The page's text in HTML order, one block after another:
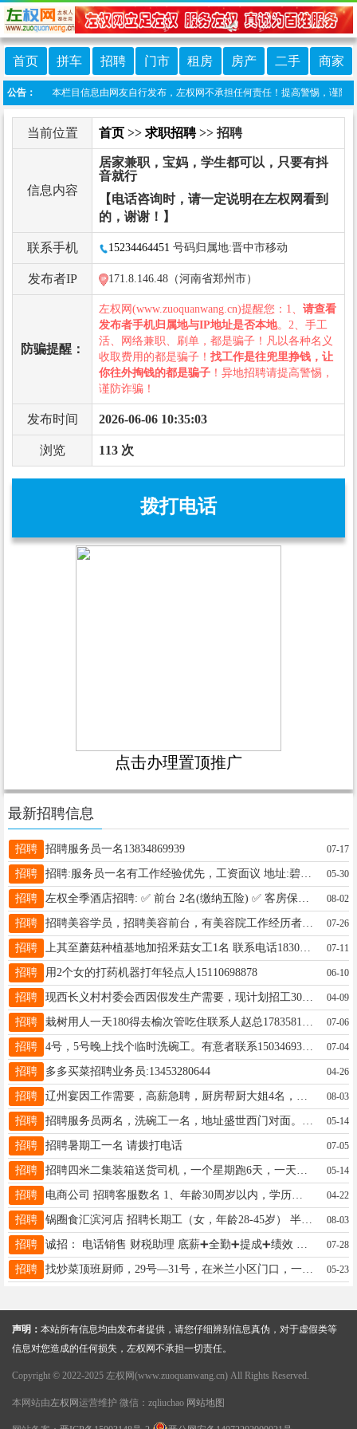
首页 拼车 招聘 门市 租房 房产 二手 商家
公告：
责声明：本栏目信息由网友自行发布，左权网不承担任何责任！提高警惕，谨防诈
当前位置 首页 >> 求职招聘>> 招聘
信息内容
居家兼职，宝妈，学生都可以，只要有抖
音就行
【电话咨询时，请一定说明在左权网看到
的，谢谢！】
联系手机 15234464451 号码归属地:晋中市移动
发布者IP 171.8.146.48（河南省郑州市）
防骗提醒：
左权网(www.zuoquanwang.cn)提醒您：1、 请查看
发布者手机归属地与IP地址是否本地。2、手工
活、网络兼职、刷单，都是骗子！凡以各种名义
收取费用的都是骗子！ 找工作是往兜里挣钱，让
你往外掏钱的都是骗子 ！异地招聘请提高警惕，
谨防诈骗！
发布时间 2026-06-06 10:35:03
浏览 113 次
拨打电话
点击办理置顶推广
最新招聘信息
招聘 招聘服务员一名13834869939 07-17
招聘 招聘:服务员一名有工作经验优先，工资面议 地址:碧桂园楼下聚福楼餐馆电话18234408236 05-30
招聘 08-02
招聘 招聘美容学员，招聘美容前台，有美容院工作经历者优先录用，年龄20岁以上长期稳定的电话咨询 07-26
招聘 上其至蘑菇种植基地加招釆菇女工1名 联系电话18306822567 07-11
招聘 用2个女的打药机器打年轻点人15110698878 06-10
招聘 现西长义村村委会西因假发生产需要，现计划招工30名女员工，年龄40岁左右，有缝纫机基础，的优先录用，工资待遇每月3000左右，发往工资及时，每10天计划发一次，凡是工作干够1个月的，工作学习期间可享受3天基本工资补助，望大家踊跃报名参加。 联系人，15273008938王经理 04-09
招聘 07-06
招聘 4号，5号晚上找个临时洗碗工。有意者联系15034693110 07-04
招聘 多多买菜招聘业务员:13453280644 04-26
招聘 08-03
招聘 05-14
招聘 招聘暑期工一名 请拨打电话 07-05
招聘 05-14
招聘 04-22
招聘 锅圈食汇滨河店 招聘长期工（女，年龄28-45岁） 半天班 早班8.30-15.00 晚班15.00-21.00 暑假期间延长21：30 早晚班倒班，时间合适的勤快的联系 联系电话:19581925833 08-03
招聘 07-28
招聘 找炒菜顶班厨师，29号—31号，在米兰小区门口，一天300元，联系电话18803546628 05-23
声明： 本站所有信息均由发布者提供，请您仔细辨别信息真伪，对于虚假类等
信息对您造成的任何损失，左权网不承担一切责任。
Copyright © 2022-2025 左权网(www.zuoquanwang.cn) All Rights Reserved.
本网站由左权网 运营维护 微信：zqliuchao 网站地图